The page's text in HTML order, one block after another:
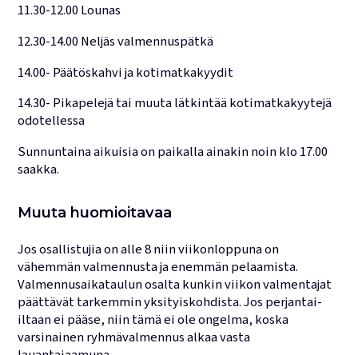
11.30-12.00 Lounas
12.30-14.00 Neljäs valmennuspätkä
14.00- Päätöskahvi ja kotimatkakyydit
14.30- Pikapelejä tai muuta lätkintää kotimatkakyytejä
odotellessa
Sunnuntaina aikuisia on paikalla ainakin noin klo 17.00
saakka.
Muuta huomioitavaa
Jos osallistujia on alle 8 niin viikonloppuna on
vähemmän valmennusta ja enemmän pelaamista.
Valmennusaikataulun osalta kunkin viikon valmentajat
päättävät tarkemmin yksityiskohdista. Jos perjantai-
iltaan ei pääse, niin tämä ei ole ongelma, koska
varsinainen ryhmävalmennus alkaa vasta